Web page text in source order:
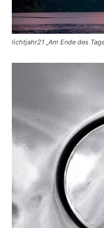
lichtjahr21 „Am Ende des